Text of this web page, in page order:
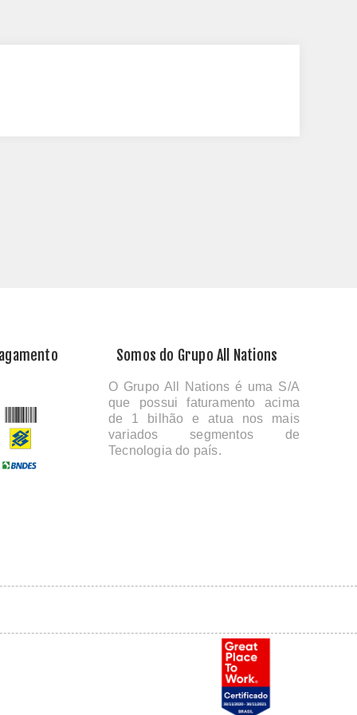
Somos do Grupo All Nations
O Grupo All Nations é uma S/A
que possui faturamento acima
de 1 bilhão e atua nos mais
variados segmentos de
Tecnologia do país.